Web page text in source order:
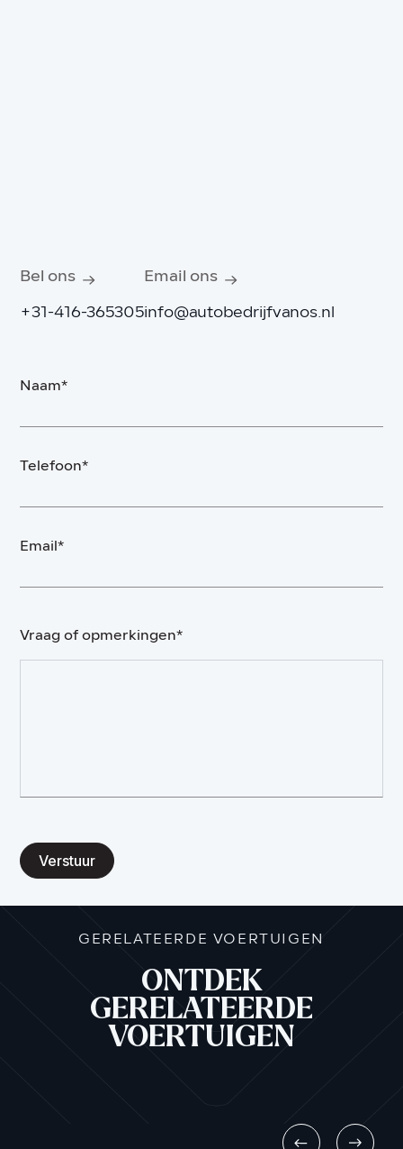
Bel ons
+31-416-365305
Email ons
info@autobedrijfvanos.nl
Naam*
Telefoon*
Email*
Vraag of opmerkingen*
Verstuur
GERELATEERDE VOERTUIGEN
ONTDEK
GERELATEERDE
VOERTUIGEN